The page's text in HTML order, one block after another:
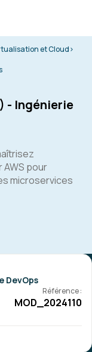
et Cloud>
- Ingénierie
AWS pour
microservices
DevOps
Référence :
MOD_2024110